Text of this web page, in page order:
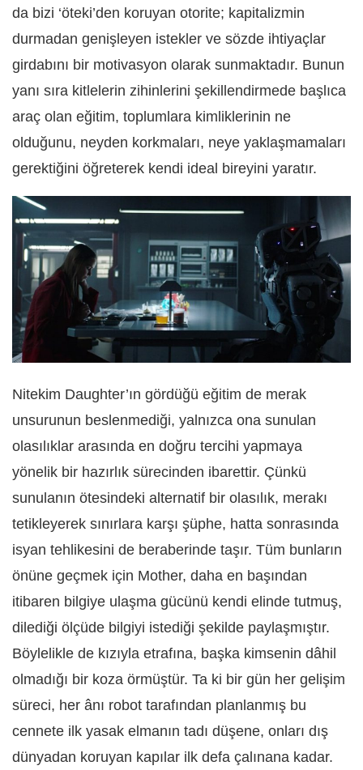
da bizi ‘öteki’den koruyan otorite; kapitalizmin
durmadan genişleyen istekler ve sözde ihtiyaçlar
girdabını bir motivasyon olarak sunmaktadır. Bunun
yanı sıra kitlelerin zihinlerini şekillendirmede başlıca
araç olan eğitim, toplumlara kimliklerinin ne
olduğunu, neyden korkmaları, neye yaklaşmamaları
gerektiğini öğreterek kendi ideal bireyini yaratır.
Nitekim Daughter’ın gördüğü eğitim de merak
unsurunun beslenmediği, yalnızca ona sunulan
olasılıklar arasında en doğru tercihi yapmaya
yönelik bir hazırlık sürecinden ibarettir. Çünkü
sunulanın ötesindeki alternatif bir olasılık, merakı
tetikleyerek sınırlara karşı şüphe, hatta sonrasında
isyan tehlikesini de beraberinde taşır. Tüm bunların
önüne geçmek için Mother, daha en başından
itibaren bilgiye ulaşma gücünü kendi elinde tutmuş,
dilediği ölçüde bilgiyi istediği şekilde paylaşmıştır.
Böylelikle de kızıyla etrafına, başka kimsenin dâhil
olmadığı bir koza örmüştür. Ta ki bir gün her gelişim
süreci, her ânı robot tarafından planlanmış bu
cennete ilk yasak elmanın tadı düşene, onları dış
dünyadan koruyan kapılar ilk defa çalınana kadar.